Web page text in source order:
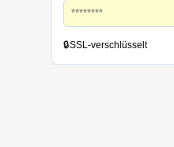
🔒SSL-verschlüsselt